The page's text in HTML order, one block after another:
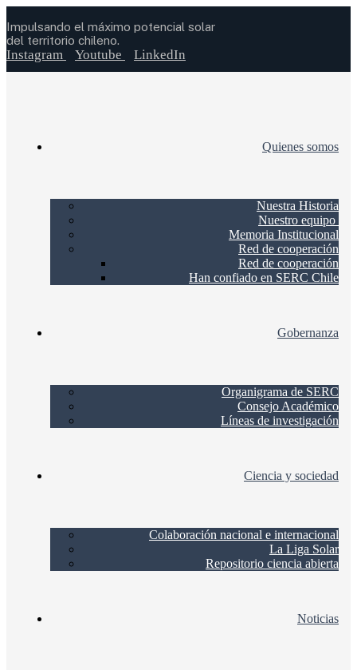
Impulsando el máximo potencial solar
del territorio chileno.
Instagram Youtube LinkedIn
Quienes somos
Nuestra Historia
Nuestro equipo
Memoria Institucional
Red de cooperación
Red de cooperación
Han confiado en SERC Chile
Gobernanza
Organigrama de SERC
Consejo Académico
Líneas de investigación
Ciencia y sociedad
Colaboración nacional e internacional
La Liga Solar
Repositorio ciencia abierta
Noticias